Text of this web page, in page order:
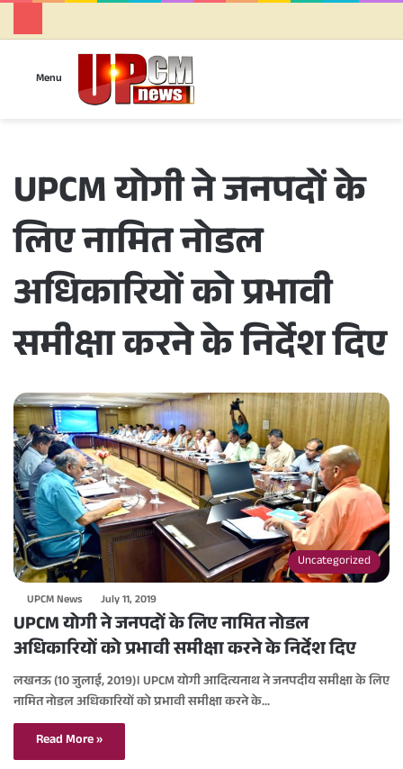
Menu
UPCM योगी ने जनपदों के
लिए नामित नोडल
अधिकारियों को प्रभावी
समीक्षा करने के निर्देश दिए
Uncategorized
UPCM News July 11, 2019
UPCM योगी ने जनपदों के लिए नामित नोडल
अधिकारियों को प्रभावी समीक्षा करने के निर्देश दिए
लखनऊ (10 जुलाई, 2019)। UPCM योगी आदित्यनाथ ने जनपदीय समीक्षा के लिए
नामित नोडल अधिकारियों को प्रभावी समीक्षा करने के…
Read More »